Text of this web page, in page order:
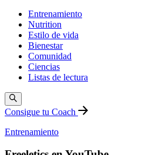
Entrenamiento
Nutrition
Estilo de vida
Bienestar
Comunidad
Ciencias
Listas de lectura
Consigue tu Coach
Entrenamiento